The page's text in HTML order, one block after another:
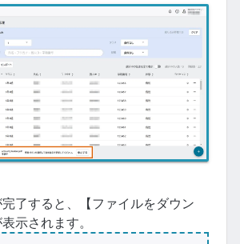
了すると、【ファイルをダウン
示されます。